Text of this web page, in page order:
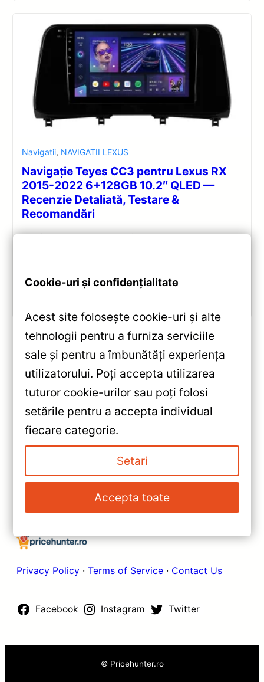
Navigatii, NAVIGATII LEXUS
Navigație Teyes CC3 pentru Lexus RX
2015-2022 6+128GB 10.2″ QLED —
Recenzie Detaliată, Testare &
Recomandări
Analiză completă Teyes CC3 pentru Lexus RX:
«Navigatie Auto Teyes CC3L
Nissan Qashqai 2006-2013 9”
IPS 4+64GB Octa-core Android
10 — Caracteristici, Păreri &
Preț Actualizat
Navigatie Teyes CC3 2K 9.5″
QLED 6+128GB Nissan Qashqai
— Recenzie Detaliată, Testare &
Recomandări
Privacy Policy · Terms of Service · Contact Us
Facebook Instagram Twitter
© Pricehunter.ro
Cookie-uri și confidențialitate
Acest site folosește cookie-uri și alte
tehnologii pentru a furniza serviciile
sale și pentru a îmbunătăți experiența
utilizatorului. Poți accepta utilizarea
tuturor cookie-urilor sau poți folosi
setările pentru a accepta individual
fiecare categorie.
Setari
Accepta toate